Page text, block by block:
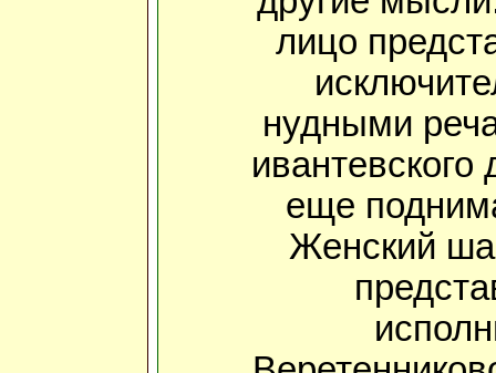
лицо
нудными
ивантевского
еще
Женский